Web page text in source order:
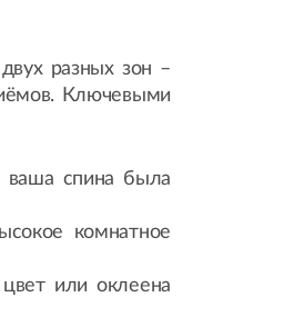
разных зон –
Ключевыми
ваша спина была
комнатное
или оклеена